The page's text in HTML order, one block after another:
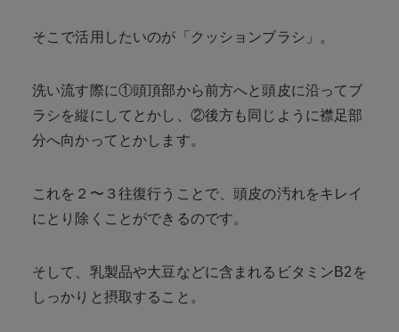
そこで活用したいのが「クッションブラシ」。
洗い流す際に①頭頂部から前方へと頭皮に沿ってブ
ラシを縦にしてとかし、②後方も同じように襟足部
分へ向かってとかします。
これを２〜３往復行うことで、頭皮の汚れをキレイ
にとり除くことができるのです。
そして、乳製品や大豆などに含まれるビタミンB2を
しっかりと摂取すること。